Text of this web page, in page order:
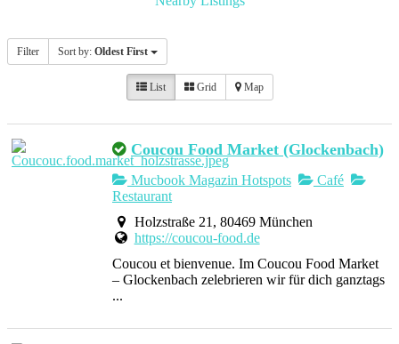
Filter Sort by: Oldest First
List Grid Map
Coucou Food Market (Glockenbach)
Mucbook Magazin Hotspots
Café
Restaurant
Holzstraße 21, 80469 München
https://coucou-food.de
Coucou et bienvenue. Im Coucou Food Market
– Glockenbach zelebrieren wir für dich ganztags
...